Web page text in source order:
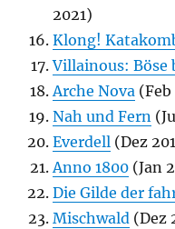
2021)
Klong!
Villainous: Böse
Arche Nova
Nah und Fern
Everdell (Dez
Anno 1800 (Jan
Die Gilde der
Mischwald (Dez